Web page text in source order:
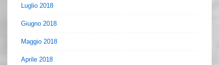
Luglio 2018
Giugno 2018
Maggio 2018
Aprile 2018